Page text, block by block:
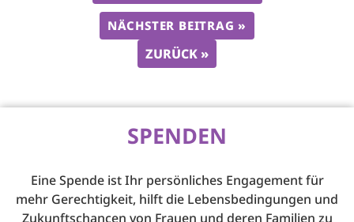
ZURÜCK »
NÄCHSTER BEITRAG »
SPENDEN
Eine Spende ist Ihr persönliches Engagement für
mehr Gerechtigkeit, hilft die Lebensbedingungen und
Zukunftschancen von Frauen und deren Familien zu